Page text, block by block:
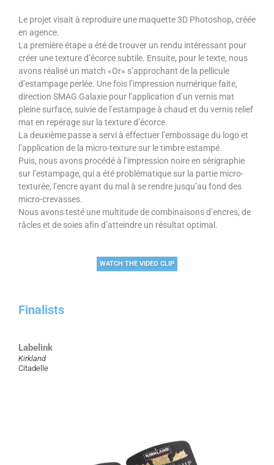
Le projet visait à reproduire une maquette 3D Photoshop, créée
en agence.
La première étape a été de trouver un rendu intéressant pour
créer une texture d’écorce subtile. Ensuite, pour le texte, nous
avons réalisé un match «Or» s’approchant de la pellicule
d’estampage perlée. Une fois l’impression numérique faite,
direction SMAG Galaxie pour l’application d’un vernis mat
pleine surface, suivie de l’estampage à chaud et du vernis relief
mat en repérage sur la texture d’écorce.
La deuxième passe a servi à effectuer l’embossage du logo et
l’application de la micro-texture sur le timbre estampé.
Puis, nous avons procédé à l’impression noire en sérigraphie
sur l’estampage, qui a été problématique sur la partie micro-
texturée, l’encre ayant du mal à se rendre jusqu’au fond des
micro-crevasses.
Nous avons testé une multitude de combinaisons d’encres, de
râcles et de soies afin d’atteindre un résultat optimal.
WATCH THE VIDEO CLIP
Finalists
Labelink
Kirkland
Citadelle